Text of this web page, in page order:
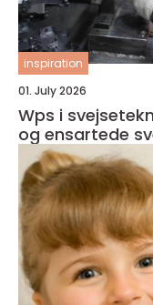
inspiration
01. July 2026
Wps i
og ensartede